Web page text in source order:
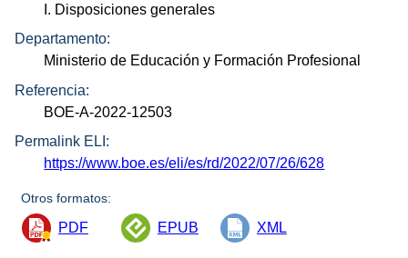
I. Disposiciones generales
Departamento:
Ministerio de Educación y Formación Profesional
Referencia:
BOE-A-2022-12503
Permalink ELI:
https://www.boe.es/eli/es/rd/2022/07/26/628
Otros formatos:
PDF EPUB XML